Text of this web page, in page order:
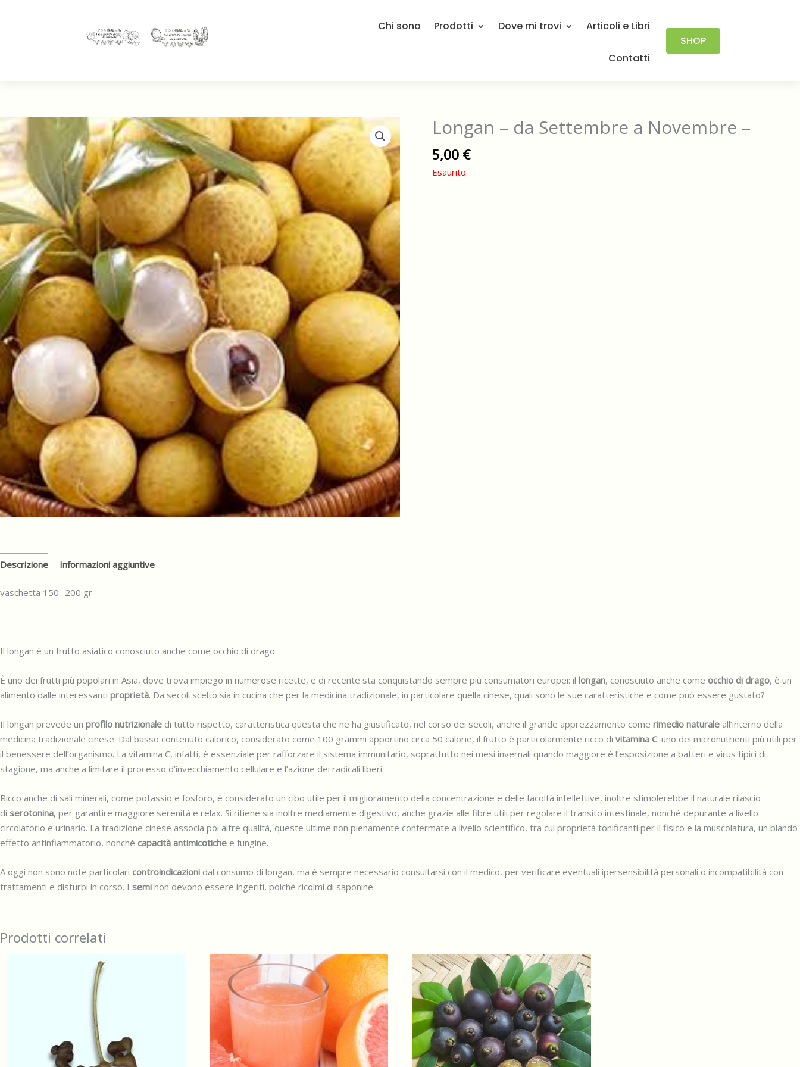
Chi sono Prodotti Dove mi trovi Articoli e Libri
Contatti
SHOP
Longan – da Settembre a Novembre –
5,00 €
Esaurito
Descrizione Informazioni aggiuntive
vaschetta 150- 200 gr
Il longan è un frutto asiatico conosciuto anche come occhio di drago:
È uno dei frutti più popolari in Asia, dove trova impiego in numerose ricette, e di recente sta conquistando sempre più consumatori europei: il longan, conosciuto anche come occhio di drago, è un
alimento dalle interessanti proprietà. Da secoli scelto sia in cucina che per la medicina tradizionale, in particolare quella cinese, quali sono le sue caratteristiche e come può essere gustato?
Il longan prevede un profilo nutrizionale di tutto rispetto, caratteristica questa che ne ha giustificato, nel corso dei secoli, anche il grande apprezzamento come rimedio naturale all’interno della
medicina tradizionale cinese. Dal basso contenuto calorico, considerato come 100 grammi apportino circa 50 calorie, il frutto è particolarmente ricco di vitamina C: uno dei micronutrienti più utili per
il benessere dell’organismo. La vitamina C, infatti, è essenziale per rafforzare il sistema immunitario, soprattutto nei mesi invernali quando maggiore è l’esposizione a batteri e virus tipici di
stagione, ma anche a limitare il processo d’invecchiamento cellulare e l’azione dei radicali liberi.
Ricco anche di sali minerali, come potassio e fosforo, è considerato un cibo utile per il miglioramento della concentrazione e delle facoltà intellettive, inoltre stimolerebbe il naturale rilascio
di serotonina, per garantire maggiore serenità e relax. Si ritiene sia inoltre mediamente digestivo, anche grazie alle fibre utili per regolare il transito intestinale, nonché depurante a livello
circolatorio e urinario. La tradizione cinese associa poi altre qualità, queste ultime non pienamente confermate a livello scientifico, tra cui proprietà tonificanti per il fisico e la muscolatura, un blando
effetto antinfiammatorio, nonché capacità antimicotiche e fungine.
A oggi non sono note particolari controindicazioni dal consumo di longan, ma è sempre necessario consultarsi con il medico, per verificare eventuali ipersensibilità personali o incompatibilità con
trattamenti e disturbi in corso. I semi non devono essere ingeriti, poiché ricolmi di saponine.
Prodotti correlati